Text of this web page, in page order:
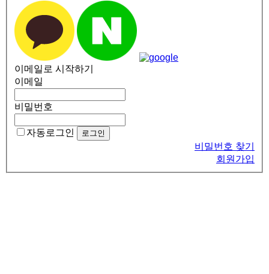
이메일로 시작하기
이메일
비밀번호
자동로그인
비밀번호 찾기
회원가입